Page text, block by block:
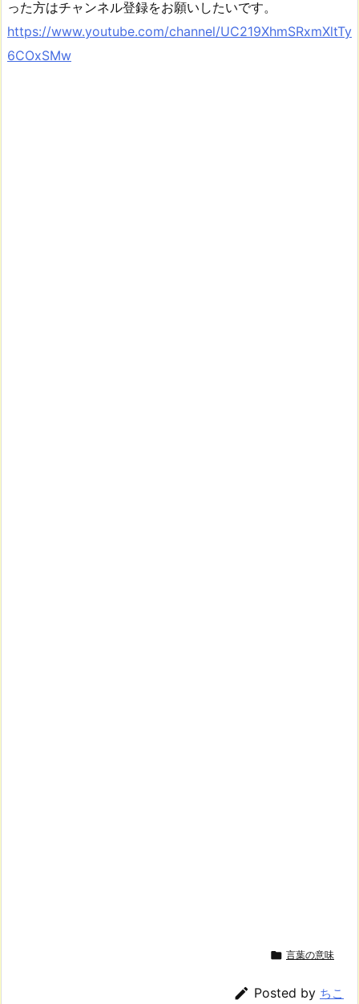
った方はチャンネル登録をお願いしたいです。
https://www.youtube.com/channel/UC219XhmSRxmXltTy
6COxSMw
 言葉の意味
 Posted by ちこ